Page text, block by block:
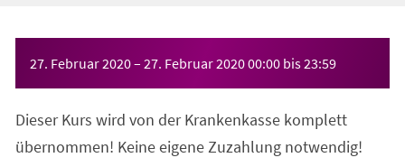
27. Februar 2020– 27. Februar 202000:00 bis23:59
Dieser Kurs wird von der Krankenkasse komplett
übernommen! Keine eigene Zuzahlung notwendig!